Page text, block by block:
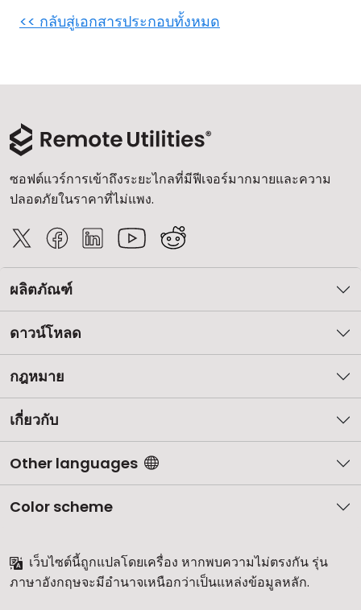
<< กลับสู่เอกสารประกอบทั้งหมด
ซอฟต์แวร์การเข้าถึงระยะไกลที่มีฟีเจอร์มากมายและความ
ปลอดภัยในราคาที่ไม่แพง.
ผลิตภัณฑ์
ดาวน์โหลด
กฎหมาย
เกี่ยวกับ
Other languages
Color scheme
เว็บไซต์นี้ถูกแปลโดยเครื่อง หากพบความไม่ตรงกัน รุ่น
ภาษาอังกฤษจะมีอำนาจเหนือกว่าเป็นแหล่งข้อมูลหลัก.